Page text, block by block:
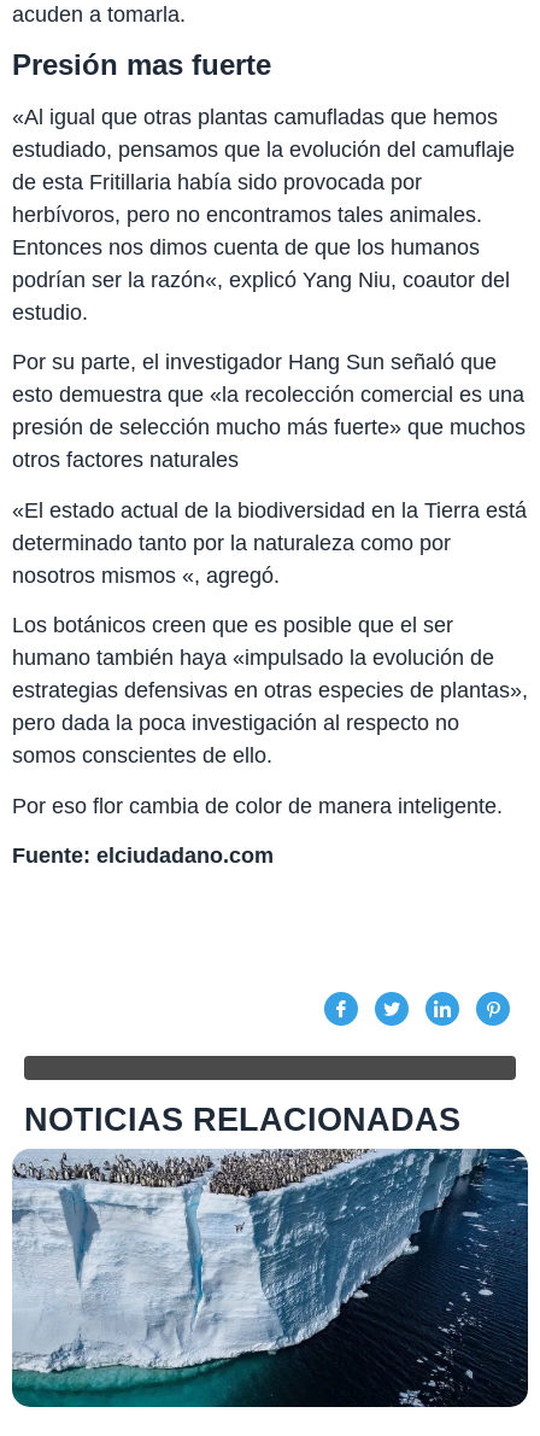
acuden a tomarla.
Presión mas fuerte
«Al igual que otras plantas camufladas que hemos
estudiado, pensamos que la evolución del camuflaje
de esta Fritillaria había sido provocada por
herbívoros, pero no encontramos tales animales.
Entonces nos dimos cuenta de que los humanos
podrían ser la razón«, explicó Yang Niu, coautor del
estudio.
Por su parte, el investigador Hang Sun señaló que
esto demuestra que «la recolección comercial es una
presión de selección mucho más fuerte» que muchos
otros factores naturales
«El estado actual de la biodiversidad en la Tierra está
determinado tanto por la naturaleza como por
nosotros mismos «, agregó.
Los botánicos creen que es posible que el ser
humano también haya «impulsado la evolución de
estrategias defensivas en otras especies de plantas»,
pero dada la poca investigación al respecto no
somos conscientes de ello.
Por eso flor cambia de color de manera inteligente.
Fuente: elciudadano.com
NOTICIAS RELACIONADAS